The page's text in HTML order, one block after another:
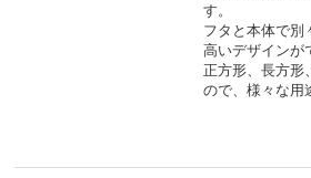
す。
フタと本体で別
高いデザインが
正方形、長方形
ので、様々な用